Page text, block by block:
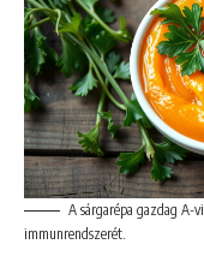
A sárgarépa gazdag A-
immunrendszerét.